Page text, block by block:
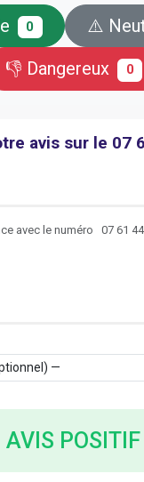
0 ⚠️
👎 Dangereux 0
avis sur le 07
AVIS POSITIF